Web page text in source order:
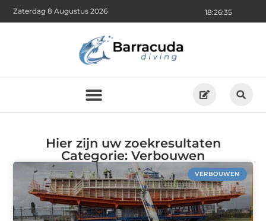
18:26:35
Zaterdag 8 Augustus 2026
Hier zijn uw zoekresultaten
Categorie: Verbouwen
VERBOUWEN